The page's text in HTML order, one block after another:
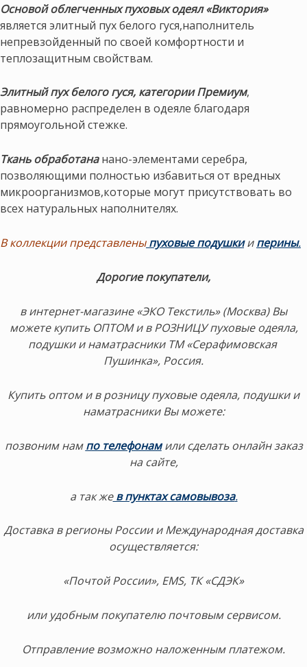
Основой облегченных пуховых одеял «Виктория»
является элитный пух белого гуся,наполнитель
непревзойденный по своей комфортности и
теплозащитным свойствам.
Элитный пух белого гуся, категории Премиум,
равномерно распределен в одеяле благодаря
прямоугольной стежке.
Ткань обработананано-элементами серебра,
позволяющими полностью избавиться от вредных
микроорганизмов,которые могут присутствовать во
всех натуральных наполнителях.
В коллекции представлены пуховые подушкииперины.
Дорогие покупатели,
в интернет-магазине «ЭКО Текстиль» (Москва) Вы
можете купить ОПТОМ и в РОЗНИЦУ пуховые одеяла,
подушки и наматрасники ТМ «Серафимовская
Пушинка», Россия.
Купить оптом и в розницу пуховые одеяла, подушки и
наматрасники Вы можете:
позвоним нампо телефонамили сделать онлайн заказ
на сайте,
а так жев пунктах самовывоза.
Доставка в регионы России и Международная доставка
осуществляется:
«Почтой России», EMS, ТК «СДЭК»
или удобным покупателю почтовым сервисом.
Отправление возможно наложенным платежом.